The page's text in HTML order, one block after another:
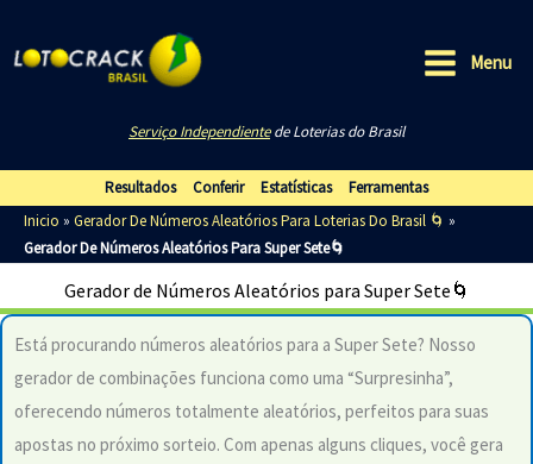
para
Main
Menu
Serviço Independientede Loterias do Brasil
Resultados Conferir Estatísticas
Ferramentas
Inicio » Gerador De Números Aleatórios Para Loterias Do Brasil 🌀 »
Gerador De Números Aleatórios Para Super Sete🌀
Gerador de Números Aleatórios para Super Sete🌀
Está procurando números aleatórios para a Super Sete? Nosso
gerador de combinações funciona como uma “Surpresinha”,
oferecendo números totalmente aleatórios, perfeitos para suas
apostas no próximo sorteio. Com apenas alguns cliques, você gera